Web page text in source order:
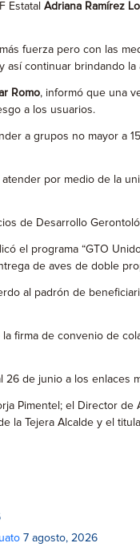
Estatal Adriana Ramírez
fuerza pero con las
continuar brindando
Romo, informó que una
a los usuarios.
a grupos no mayor a
por medio de la
de Desarrollo
el programa “GTO
de aves de doble
al padrón de
firma de convenio de
de junio a los
Pimentel; el Director
la Tejera Alcalde y el
7 agosto, 2026